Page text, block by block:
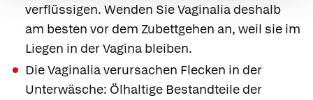
verflüssigen. Wenden Sie Vaginalia deshalb
am besten vor dem Zubettgehen an, weil sie im
Liegen in der Vagina bleiben.
Die Vaginalia verursachen Flecken in der
Unterwäsche: Ölhaltige Bestandteile der